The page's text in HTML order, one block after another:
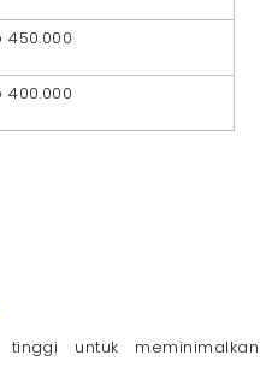
450.000
400.000
untuk meminimalkan